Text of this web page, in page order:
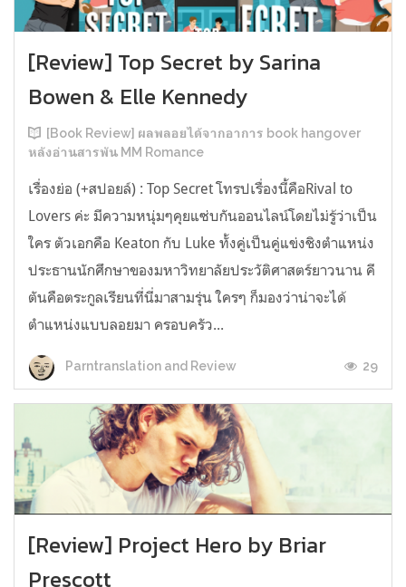
[Review] Top Secret by Sarina
Bowen & Elle Kennedy
[Book Review] ผลพลอยได้จากอาการ book hangover
หลังอ่านสารพัน MM Romance
เรื่องย่อ (+สปอยล์) : Top Secret โทรปเรื่องนี้คือRival to
Lovers ค่ะ มีความหนุ่มๆคุยแซ่บกันออนไลน์โดยไม่รู้ว่าเป็น
ใคร ตัวเอกคือ Keaton กับ Luke ทั้งคู่เป็นคู่แข่งชิงตำแหน่ง
ประธานนักศึกษาของมหาวิทยาลัยประวัติศาสตร์ยาวนาน คี
ตันคือตระกูลเรียนที่นี่มาสามรุ่น ใครๆ ก็มองว่าน่าจะได้
ตำแหน่งแบบลอยมา ครอบครัว...
Parntranslation and Review 29
[Review] Project Hero by Briar
Prescott